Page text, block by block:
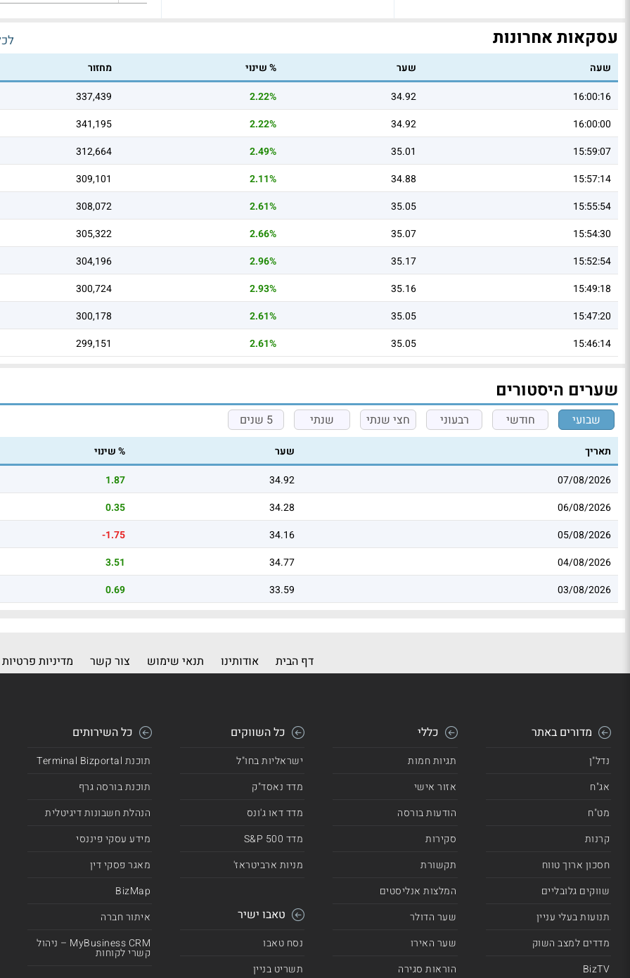
עסקאות אחרונות
שעה שער % שינוי
מחזור
16:00:16
34.92
2.22%
337,439
16:00:00
34.92
2.22%
341,195
15:59:07
35.01
2.49%
312,664
15:57:14
34.88
2.11%
309,101
15:55:54
35.05
2.61%
308,072
15:54:30
35.07
2.66%
305,322
15:52:54
35.17
2.96%
304,196
15:49:18
35.16
2.93%
300,724
15:47:20
35.05
2.61%
300,178
15:46:14
35.05
2.61%
299,151
שערים היסטורים
שבועי חודשי רבעוני חצי שנתי שנתי 5 שנים
תאריך שער
% שינוי
07/08/2026
34.92
1.87
06/08/2026
34.28
0.35
05/08/2026
34.16
-1.75
04/08/2026
34.77
3.51
03/08/2026
33.59
0.69
דף הבית אודותינו תנאי שימוש צור קשר מדיניות פרטיות
מדורים באתר
נדל"ן
אג"ח
מט"ח
קרנות
חסכון ארוך טווח
שווקים גלובליים
תנועות בעלי עניין
מדדים למצב השוק
BizTV
כללי
תגיות חמות
אזור אישי
הודעות בורסה
סקירות
תקשורת
המלצות אנליסטים
שער הדולר
שער האירו
הוראות סגירה
כל השווקים
ישראליות בחו"ל
מדד נאסד"ק
מדד דאו ג'ונס
מדד 500 S&P
מניות ארביטראז'
טאבו ישיר
נסח טאבו
תשריט בניין
כל השירותים
תוכנת Terminal Bizportal
תוכנת בורסה גרף
הנהלת חשבונות דיגיטלית
מידע עסקי פיננסי
מאגר פסקי דין
BizMap
איתור חברה
MyBusiness CRM – ניהול
קשרי לקוחות